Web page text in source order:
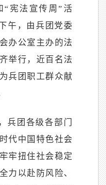
“宪法宣传周”活
午，由兵团党委
办公室主办的法
举行，近百名法
兵团职工群众献
兵团各级各部门
代中国特色社会
牢扭住社会稳定
力以赴防风险、